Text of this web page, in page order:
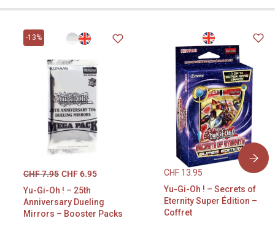
-13%
CHF7.95 CHF6.95
Yu-Gi-Oh ! – 25th
Anniversary Dueling
Mirrors – Booster Packs
CHF 13.95
Yu-Gi-Oh ! – Secrets of
Eternity Super Édition –
Coffret